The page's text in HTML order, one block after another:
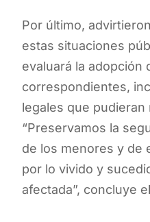
Por último,
estas situaciones
evaluará la adopción
correspondientes,
legales que pudieran
“Preservamos la
de los menores y de
por lo vivido y
afectada”, concluye